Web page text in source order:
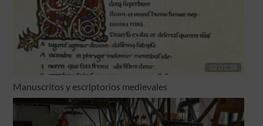
02:01:38
Manuscritos y escriptorios medievales